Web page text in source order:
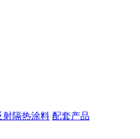
射隔热涂料 配套产品